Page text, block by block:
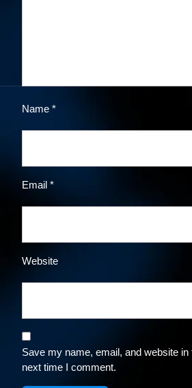
Name *
Email *
Website
Save my name, email, and website
next time I comment.